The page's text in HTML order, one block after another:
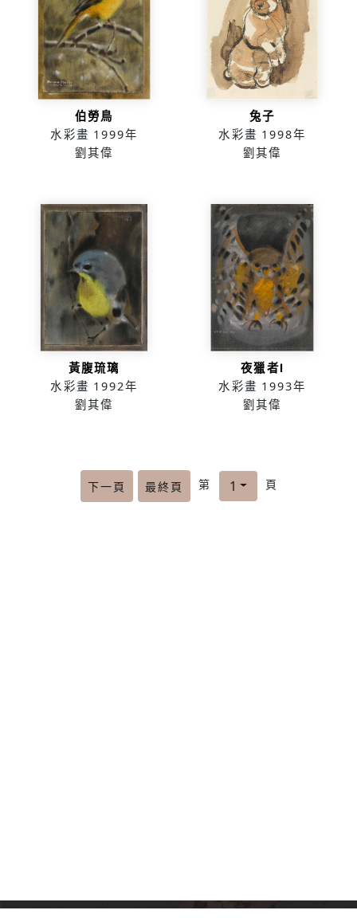
伯勞鳥
水彩畫 1999年
劉其偉
兔子
水彩畫 1998年
劉其偉
黃腹琉璃
水彩畫 1992年
劉其偉
夜獵者Ⅰ
水彩畫 1993年
劉其偉
第 1 頁